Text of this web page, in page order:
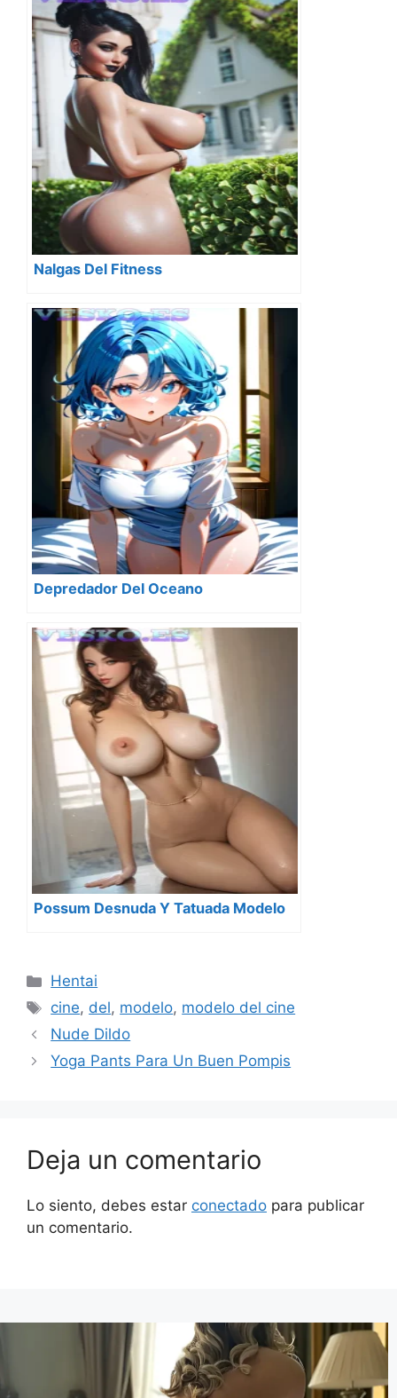
Nalgas Del Fitness
Depredador Del Oceano
Possum Desnuda Y Tatuada Modelo
Categorías
Hentai
Etiquetas
cine, del, modelo, modelo del cine
Nude Dildo
Yoga Pants Para Un Buen Pompis
Deja un comentario
Lo siento, debes estar conectado para publicar
un comentario.